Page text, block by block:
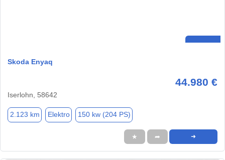
Skoda Enyaq
44.980 €
Iserlohn, 58642
2.123 km Elektro 150 kw (204 PS)
★ ➦ ➜